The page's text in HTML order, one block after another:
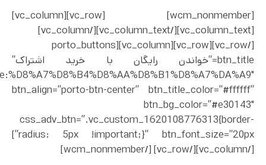
[wcm_nonmember] [vc_row][vc_column]
[vc_column_text][/vc_column_text][/vc_column]
[/vc_row][vc_row][vc_column][porto_buttons
btn_title=”خواندن رایگان با خرید اشتراک”
btn_align=”porto-btn-center” btn_title_color=”#ffffff”
btn_bg_color=”#e30143″
css_adv_btn=”.vc_custom_1620108776313{border-
radius: 5px !important;}” btn_font_size=”20px”]
[/vc_column][/vc_row] [/wcm_nonmember]